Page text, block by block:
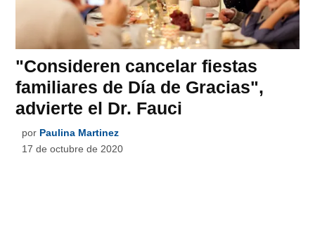
"Consideren cancelar fiestas
familiares de Día de Gracias",
advierte el Dr. Fauci
por Paulina Martinez
17 de octubre de 2020